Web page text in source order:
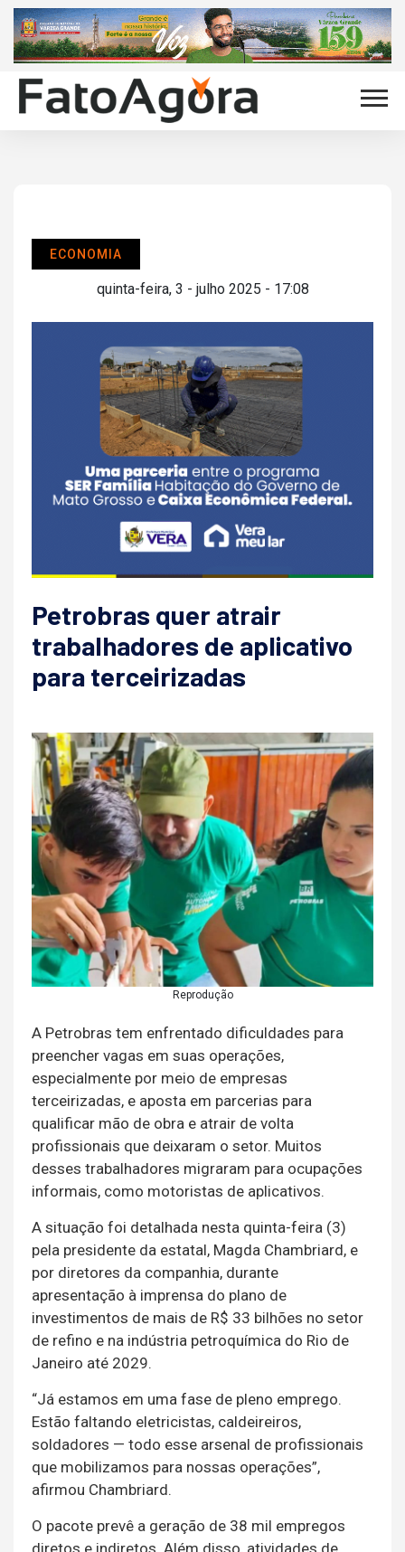
ECONOMIA
quinta-feira, 3 - julho 2025 - 17:08
Petrobras quer atrair
trabalhadores de aplicativo
para terceirizadas
Reprodução
A Petrobras tem enfrentado dificuldades para
preencher vagas em suas operações,
especialmente por meio de empresas
terceirizadas, e aposta em parcerias para
qualificar mão de obra e atrair de volta
profissionais que deixaram o setor. Muitos
desses trabalhadores migraram para ocupações
informais, como motoristas de aplicativos.
A situação foi detalhada nesta quinta-feira (3)
pela presidente da estatal, Magda Chambriard, e
por diretores da companhia, durante
apresentação à imprensa do plano de
investimentos de mais de R$ 33 bilhões no setor
de refino e na indústria petroquímica do Rio de
Janeiro até 2029.
“Já estamos em uma fase de pleno emprego.
Estão faltando eletricistas, caldeireiros,
soldadores — todo esse arsenal de profissionais
que mobilizamos para nossas operações”,
afirmou Chambriard.
O pacote prevê a geração de 38 mil empregos
diretos e indiretos. Além disso, atividades de